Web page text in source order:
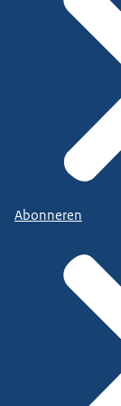
Abonneren